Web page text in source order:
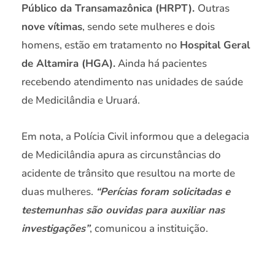
Público da Transamazônica (HRPT). Outras
nove vítimas, sendo sete mulheres e dois
homens, estão em tratamento no Hospital Geral
de Altamira (HGA).Ainda há pacientes
recebendo atendimento nas unidades de saúde
de Medicilândia e Uruará.
Em nota, a Polícia Civil informou que a delegacia
de Medicilândia apura as circunstâncias do
acidente de trânsito que resultou na morte de
duas mulheres. “Perícias foram solicitadas e
testemunhas são ouvidas para auxiliar nas
investigações”, comunicou a instituição.